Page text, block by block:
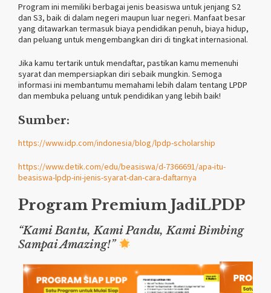
Program ini memiliki berbagai jenis beasiswa untuk jenjang S2
dan S3, baik di dalam negeri maupun luar negeri. Manfaat besar
yang ditawarkan termasuk biaya pendidikan penuh, biaya hidup,
dan peluang untuk mengembangkan diri di tingkat internasional.
Jika kamu tertarik untuk mendaftar, pastikan kamu memenuhi
syarat dan mempersiapkan diri sebaik mungkin. Semoga
informasi ini membantumu memahami lebih dalam tentang LPDP
dan membuka peluang untuk pendidikan yang lebih baik!
Sumber:
https://www.idp.com/indonesia/blog/lpdp-scholarship
https://www.detik.com/edu/beasiswa/d-7366691/apa-itu-
beasiswa-lpdp-ini-jenis-syarat-dan-cara-daftarnya
Program Premium JadiLPDP
“Kami Bantu, Kami Pandu, Kami Bimbing
Sampai Amazing!”